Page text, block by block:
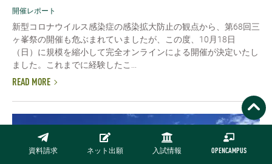
資料請求 ネット出願 入試情報 OPENCAMPUS
開催レポート
新型コロナウイルス感染症の感染拡大防止の観点から、第68回三
ヶ峯祭の開催も危ぶまれていましたが、この度、10月18日
（日）に規模を縮小して完全オンラインによる開催が決定いたし
ました。これまでに経験したこ...
READ MORE